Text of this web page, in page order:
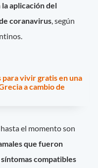
la aplicación del
coranavirus , según
vivir gratis en una
a cambio de
el momento son
que fueron
síntomas compatibles